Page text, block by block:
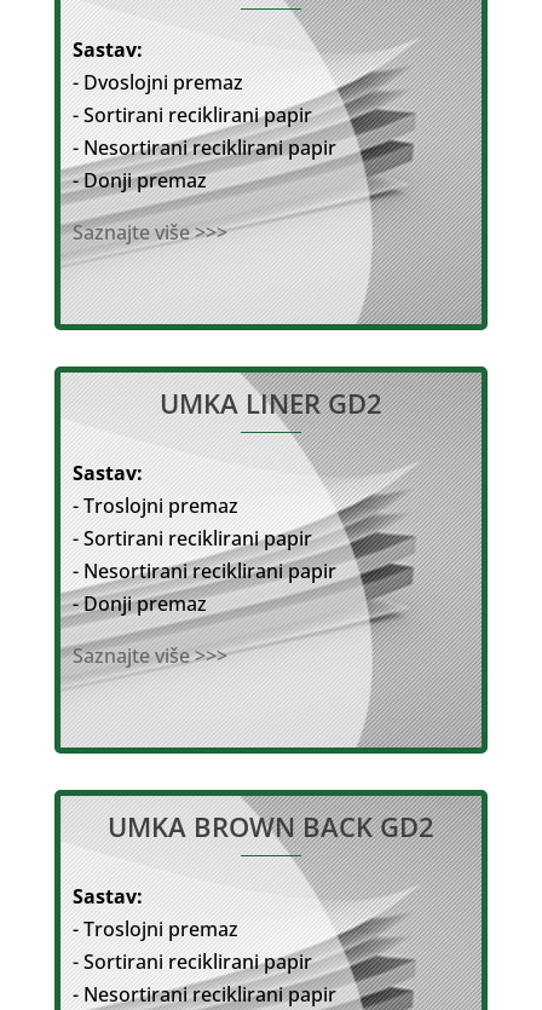
Sastav:
- Dvoslojni premaz
- Sortirani reciklirani papir
- Nesortirani reciklirani papir
- Donji premaz
Saznajte više >>>
UMKA LINER GD2
Sastav:
- Troslojni premaz
- Sortirani reciklirani papir
- Nesortirani reciklirani papir
- Donji premaz
Saznajte više >>>
UMKA BROWN BACK GD2
Sastav:
- Troslojni premaz
- Sortirani reciklirani papir
- Nesortirani reciklirani papir